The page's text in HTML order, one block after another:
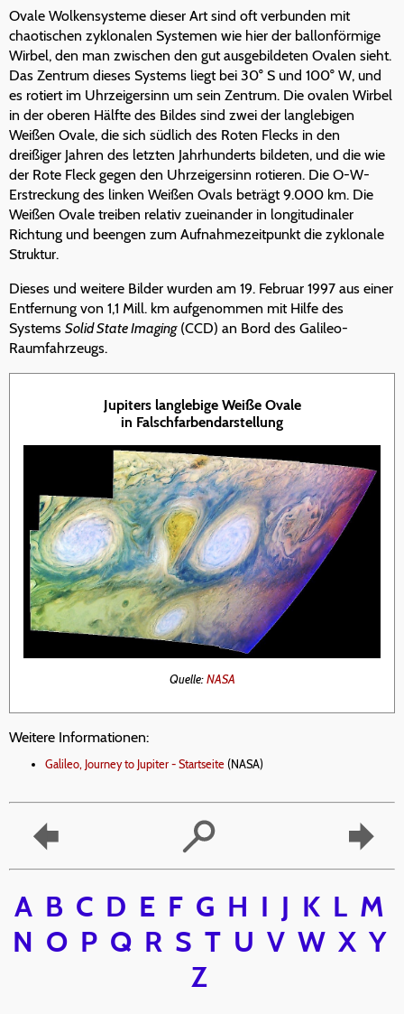
Ovale Wolkensysteme dieser Art sind oft verbunden mit
chaotischen zyklonalen Systemen wie hier der ballonförmige
Wirbel, den man zwischen den gut ausgebildeten Ovalen sieht.
Das Zentrum dieses Systems liegt bei 30° S und 100° W, und
es rotiert im Uhrzeigersinn um sein Zentrum. Die ovalen Wirbel
in der oberen Hälfte des Bildes sind zwei der langlebigen
Weißen Ovale, die sich südlich des Roten Flecks in den
dreißiger Jahren des letzten Jahrhunderts bildeten, und die wie
der Rote Fleck gegen den Uhrzeigersinn rotieren. Die O-W-
Erstreckung des linken Weißen Ovals beträgt 9.000 km. Die
Weißen Ovale treiben relativ zueinander in longitudinaler
Richtung und beengen zum Aufnahmezeitpunkt die zyklonale
Struktur.
Dieses und weitere Bilder wurden am 19. Februar 1997 aus einer
Entfernung von 1,1 Mill. km aufgenommen mit Hilfe des
Systems Solid State Imaging(CCD) an Bord des Galileo-
Raumfahrzeugs.
Jupiters langlebige Weiße Ovale
in Falschfarbendarstellung
Quelle:NASA
Weitere Informationen:
Galileo, Journey to Jupiter - Startseite (NASA)
A B C D E F G H I J K L M
N O P Q R S T U V W X Y
Z